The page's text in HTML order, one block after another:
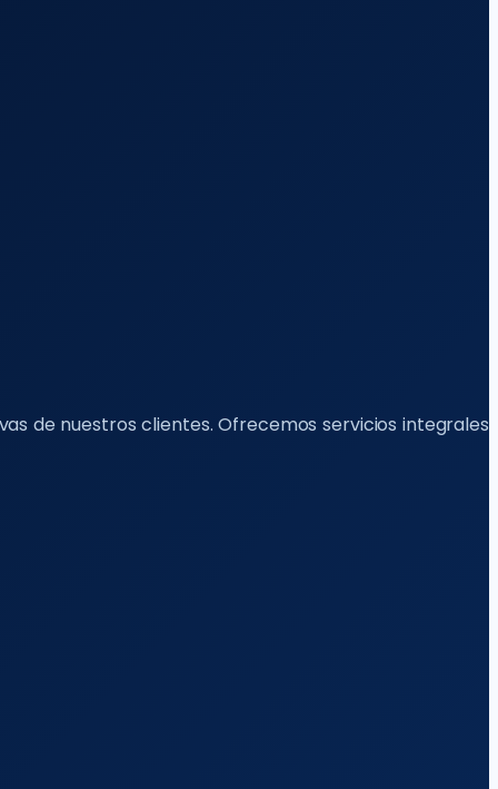
de nuestros clientes. Ofrecemos servicios integrales